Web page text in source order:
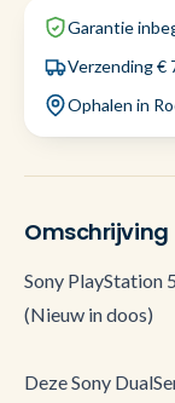
Garantie
Verzending €
Ophalen in
Omschrijving
Sony PlayStation
(Nieuw in doos)
Deze Sony